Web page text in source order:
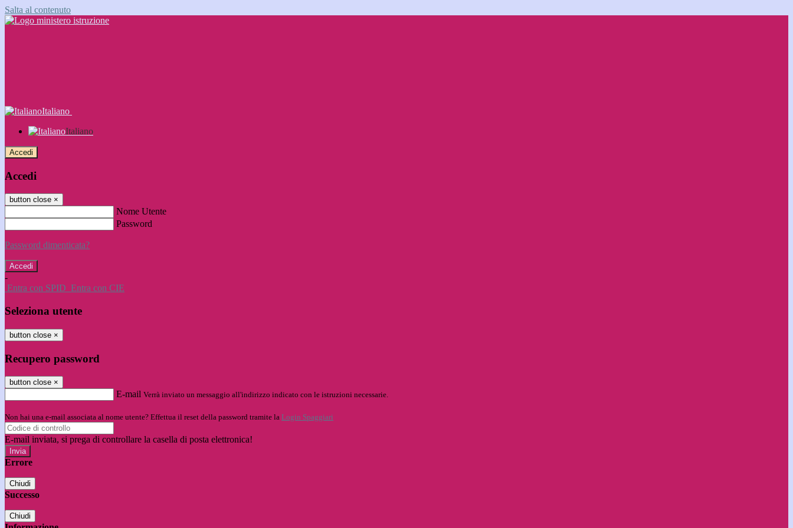
Salta al contenuto
Italiano
Italiano
Accedi
Accedi
button close ×
Nome Utente
Password
Password dimenticata?
-
Entra con SPID Entra con CIE
Seleziona utente
button close ×
Recupero password
button close ×
E-mail Verrà inviato un messaggio all'indirizzo indicato con le istruzioni necessarie.
Non hai una e-mail associata al nome utente? Effettua il reset della password tramite la Login Spaggiari
E-mail inviata, si prega di controllare la casella di posta elettronica!
Errore
Chiudi
Successo
Chiudi